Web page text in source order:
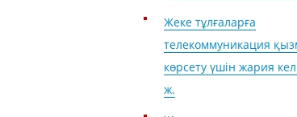
Жеке тұлғаларға
телекоммуникация
көрсету үшін жария
ж.